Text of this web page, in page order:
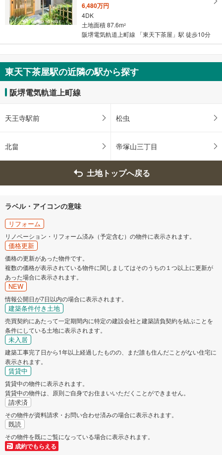
6,480万円
4DK
土地面積 87.6m2
阪堺電気軌道上町線 「東天下茶屋」駅 徒歩10分
東天下茶屋駅の近隣の駅から探す
阪堺電気軌道上町線
天王寺駅前 松虫
北畠 帝塚山三丁目
土地トップへ戻る
ラベル・アイコンの意味
リフォーム
リノベーション・リフォーム済み（予定含む）の物件に表示されます。
価格更新
価格の更新があった物件です。
複数の価格が表示されている物件に関しましてはそのうちの１つ以上に更新が
あった場合に表示されます。
NEW
情報公開日が7日以内の場合に表示されます。
建築条件付き土地
売買契約にあたって一定期間内に特定の建設会社と建築請負契約を結ぶことを
条件にしている土地に表示されます。
未入居
建築工事完了日から1年以上経過したものの、まだ誰も住んだことがない住宅に
表示されます。
賃貸中
賃貸中の物件に表示されます。
賃貸中の物件は、原則ご自身でお住まいいただくことができません。
請求済
その物件が資料請求・お問い合わせ済みの場合に表示されます。
既読
その物件を既にご覧になっている場合に表示されます。
成約でもらえる